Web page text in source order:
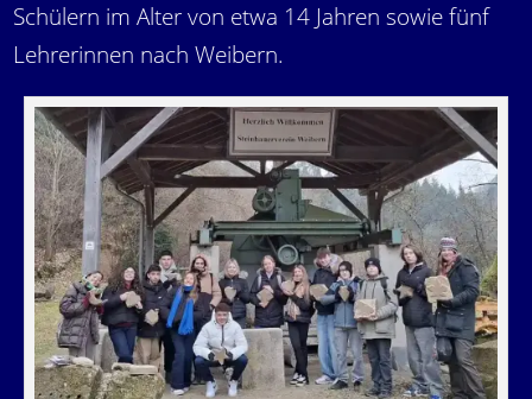
Schülern im Alter von etwa 14 Jahren sowie fünf
Lehrerinnen nach Weibern.